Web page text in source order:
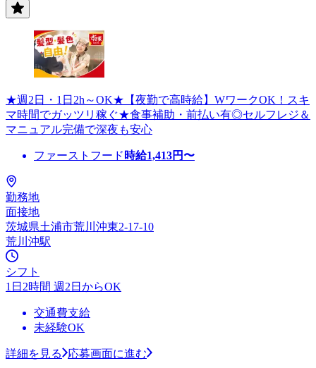
★週2日・1日2h～OK★【夜勤で高時給】WワークOK！スキ
マ時間でガッツリ稼ぐ★食事補助・前払い有◎セルフレジ＆
マニュアル完備で深夜も安心
ファーストフード 時給1,413円〜
勤務地
面接地
茨城県土浦市荒川沖東2-17-10
荒川沖駅
シフト
1日2時間 週2日からOK
交通費支給
未経験OK
詳細を見る 応募画面に進む